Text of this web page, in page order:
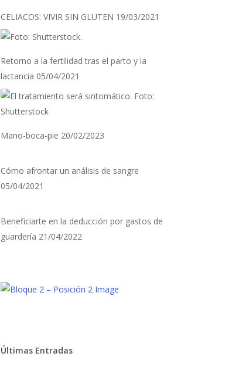
CELIACOS: VIVIR SIN GLUTEN 19/03/2021
Retorno a la fertilidad tras el parto y la
lactancia 05/04/2021
Mano-boca-pie 20/02/2023
Cómo afrontar un análisis de sangre
05/04/2021
Beneficiarte en la deducción por gastos de
guardería 21/04/2022
Últimas Entradas